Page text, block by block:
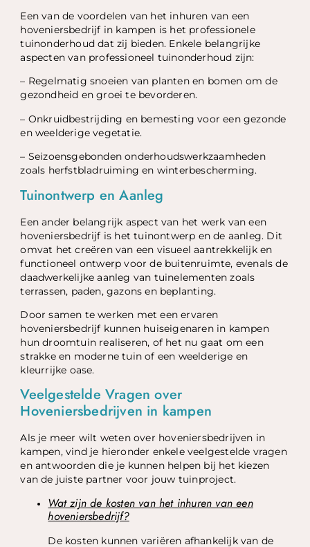
Een van de voordelen van het inhuren van een
hoveniersbedrijf in kampen is het professionele
tuinonderhoud dat zij bieden. Enkele belangrijke
aspecten van professioneel tuinonderhoud zijn:
– Regelmatig snoeien van planten en bomen om de
gezondheid en groei te bevorderen.
– Onkruidbestrijding en bemesting voor een gezonde
en weelderige vegetatie.
– Seizoensgebonden onderhoudswerkzaamheden
zoals herfstbladruiming en winterbescherming.
Tuinontwerp en Aanleg
Een ander belangrijk aspect van het werk van een
hoveniersbedrijf is het tuinontwerp en de aanleg. Dit
omvat het creëren van een visueel aantrekkelijk en
functioneel ontwerp voor de buitenruimte, evenals de
daadwerkelijke aanleg van tuinelementen zoals
terrassen, paden, gazons en beplanting.
Door samen te werken met een ervaren
hoveniersbedrijf kunnen huiseigenaren in kampen
hun droomtuin realiseren, of het nu gaat om een
strakke en moderne tuin of een weelderige en
kleurrijke oase.
Veelgestelde Vragen over
Hoveniersbedrijven in kampen
Als je meer wilt weten over hoveniersbedrijven in
kampen, vind je hieronder enkele veelgestelde vragen
en antwoorden die je kunnen helpen bij het kiezen
van de juiste partner voor jouw tuinproject.
Wat zijn de kosten van het inhuren van een
hoveniersbedrijf?
De kosten kunnen variëren afhankelijk van de